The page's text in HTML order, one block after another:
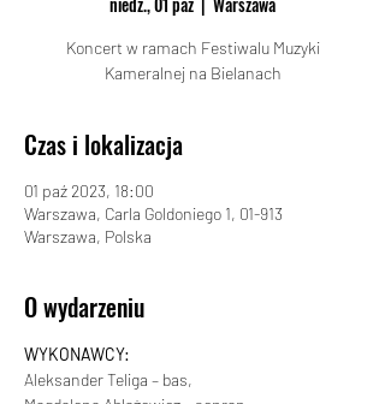
Koncert w ramach Festiwalu Muzyki
Kameralnej na Bielanach
Czas i lokalizacja
01 paź 2023, 18:00
Warszawa, Carla Goldoniego 1, 01-913
Warszawa, Polska
O wydarzeniu
WYKONAWCY:
Aleksander Teliga – bas,